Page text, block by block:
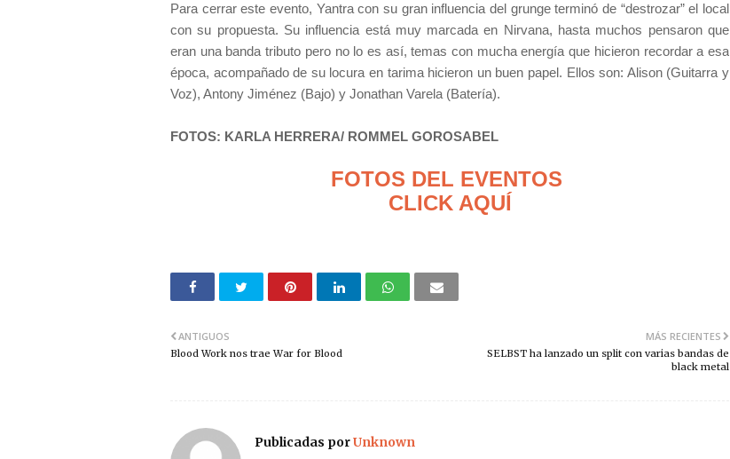
Para cerrar este evento, Yantra con su gran influencia del grunge terminó de “destrozar” el local
con su propuesta. Su influencia está muy marcada en Nirvana, hasta muchos pensaron que
eran una banda tributo pero no lo es así, temas con mucha energía que hicieron recordar a esa
época, acompañado de su locura en tarima hicieron un buen papel. Ellos son: Alison (Guitarra y
Voz), Antony Jiménez (Bajo) y Jonathan Varela (Batería).
FOTOS: KARLA HERRERA/ ROMMEL GOROSABEL
FOTOS DEL EVENTOS
CLICK AQUÍ
MÁS RECIENTES
SELBST ha lanzado un split con varias bandas de
black metal
ANTIGUOS
Blood Work nos trae War for Blood
Publicadas porUnknown